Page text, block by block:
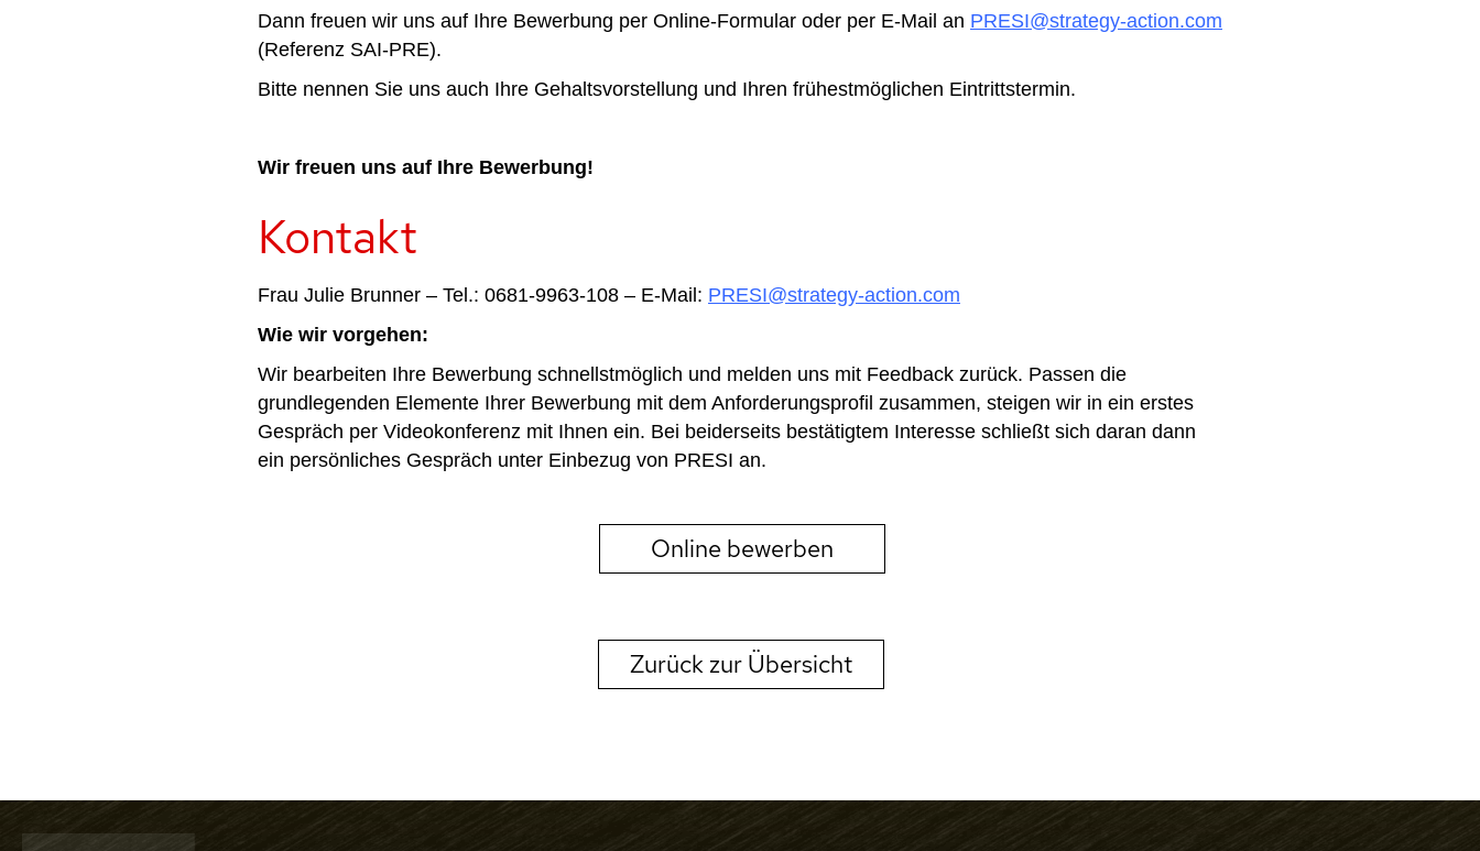
Dann freuen wir uns auf Ihre Bewerbung per Online-Formular oder per E-Mail an PRESI@strategy-action.com
(Referenz SAI-PRE).
Bitte nennen Sie uns auch Ihre Gehaltsvorstellung und Ihren frühestmöglichen Eintrittstermin.
Wir freuen uns auf Ihre Bewerbung!
Kontakt
Frau Julie Brunner – Tel.: 0681-9963-108 – E-Mail: PRESI@strategy-action.com
Wie wir vorgehen:
Wir bearbeiten Ihre Bewerbung schnellstmöglich und melden uns mit Feedback zurück. Passen die
grundlegenden Elemente Ihrer Bewerbung mit dem Anforderungsprofil zusammen, steigen wir in ein erstes
Gespräch per Videokonferenz mit Ihnen ein. Bei beiderseits bestätigtem Interesse schließt sich daran dann
ein persönliches Gespräch unter Einbezug von PRESI an.
Online bewerben
Zurück zur Übersicht